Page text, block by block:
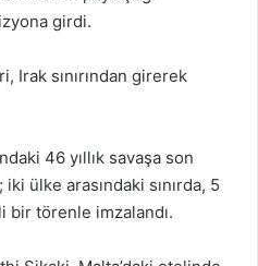
girdi.
Irak sınırından girerek
46 yıllık savaşa son
ülke arasındaki sınırda, 5
bir törenle imzalandı.